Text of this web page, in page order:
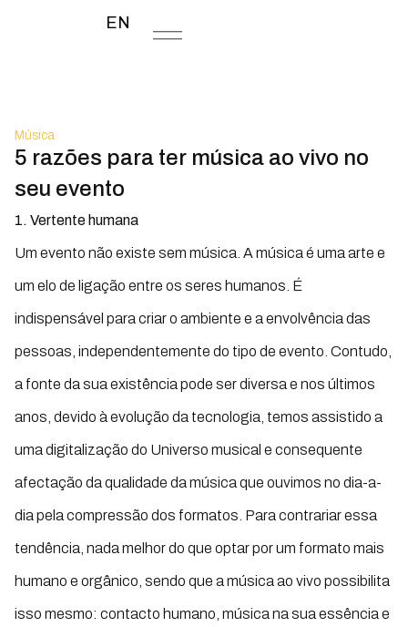
EN
Música
5 razões para ter música ao vivo no
seu evento
1. Vertente humana
Um evento não existe sem música. A música é uma arte e
um elo de ligação entre os seres humanos. É
indispensável para criar o ambiente e a envolvência das
pessoas, independentemente do tipo de evento. Contudo,
a fonte da sua existência pode ser diversa e nos últimos
anos, devido à evolução da tecnologia, temos assistido a
uma digitalização do Universo musical e consequente
afectação da qualidade da música que ouvimos no dia-a-
dia pela compressão dos formatos. Para contrariar essa
tendência, nada melhor do que optar por um formato mais
humano e orgânico, sendo que a música ao vivo possibilita
isso mesmo: contacto humano, música na sua essência e